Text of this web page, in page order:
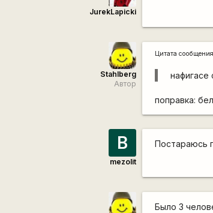
JurekLapicki
Stahlberg
Автор
Цитата
нафигасе
поправка:
В
mezolit
Постараюсь
Было 3